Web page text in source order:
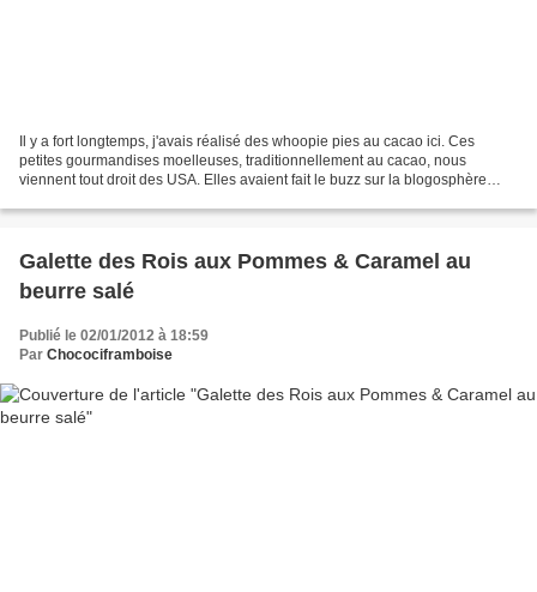
Il y a fort longtemps, j'avais réalisé des whoopie pies au cacao ici. Ces
petites gourmandises moelleuses, traditionnellement au cacao, nous
viennent tout droit des USA. Elles avaient fait le buzz sur la blogosphère
Galette des Rois aux Pommes & Caramel au
beurre salé
Publié le 02/01/2012 à 18:59
Par Chocociframboise